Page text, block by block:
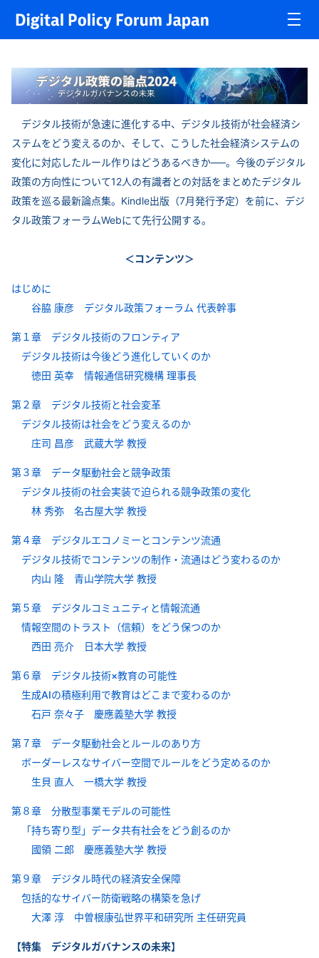
デジタル技術が急速に進化する中、デジタル技術が社会経済シ
ステムをどう変えるのか、そして、こうした社会経済システムの
変化に対応したルール作りはどうあるべきか—–。今後のデジタル
政策の方向性について12人の有識者との対話をまとめたデジタル
政策を巡る最新論点集。Kindle出版（7月発行予定）を前に、デジ
タル政策フォーラムWebにて先行公開する。
＜コンテンツ＞
はじめに
谷脇 康彦 デジタル政策フォーラム 代表幹事
第１章 デジタル技術のフロンティア
デジタル技術は今後どう進化していくのか
徳田 英幸 情報通信研究機構 理事長
第２章 デジタル技術と社会変革
デジタル技術は社会をどう変えるのか
庄司 昌彦 武蔵大学 教授
第３章 データ駆動社会と競争政策
デジタル技術の社会実装で迫られる競争政策の変化
林 秀弥 名古屋大学 教授
第４章 デジタルエコノミーとコンテンツ流通
デジタル技術でコンテンツの制作・流通はどう変わるのか
内山 隆 青山学院大学 教授
第５章 デジタルコミュニティと情報流通
情報空間のトラスト（信頼）をどう保つのか
西田 亮介 日本大学 教授
第６章 デジタル技術×教育の可能性
生成AIの積極利用で教育はどこまで変わるのか
石戸 奈々子 慶應義塾大学 教授
第７章 データ駆動社会とルールのあり方
ボーダーレスなサイバー空間でルールをどう定めるのか
生貝 直人 一橋大学 教授
第８章 分散型事業モデルの可能性
「持ち寄り型」データ共有社会をどう創るのか
國領 二郎 慶應義塾大学 教授
第９章 デジタル時代の経済安全保障
包括的なサイバー防衛戦略の構築を急げ
大澤 淳 中曽根康弘世界平和研究所 主任研究員
【特集 デジタルガバナンスの未来】